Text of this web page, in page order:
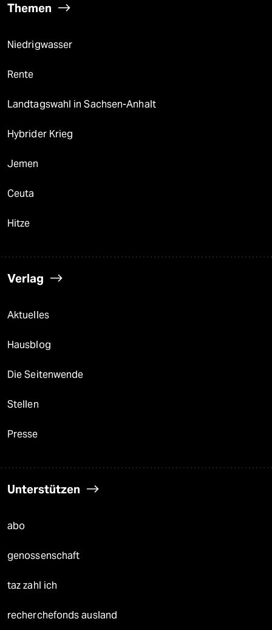
Themen
Niedrigwasser
Rente
Landtagswahl in Sachsen-Anhalt
Hybrider Krieg
Jemen
Ceuta
Hitze
Verlag
Aktuelles
Hausblog
Die Seitenwende
Stellen
Presse
Unterstützen
abo
genossenschaft
taz zahl ich
recherchefonds ausland